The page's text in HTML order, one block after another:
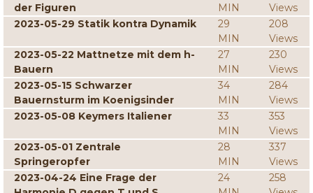
der Figuren
MIN
Views
2023-05-29 Statik kontra Dynamik
29
MIN
208
Views
2023-05-22 Mattnetze mit dem h-
Bauern
27
MIN
230
Views
2023-05-15 Schwarzer
Bauernsturm im Koenigsinder
34
MIN
284
Views
2023-05-08 Keymers Italiener
33
MIN
353
Views
2023-05-01 Zentrale
Springeropfer
28
MIN
337
Views
2023-04-24 Eine Frage der
24
258